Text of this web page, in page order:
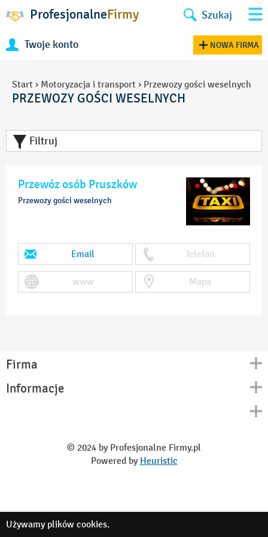
ProfesjonalneFirmy Szukaj
Twoje konto NOWA FIRMA
Start › Motoryzacja i transport › Przewozy gości weselnych
PRZEWOZY GOŚCI WESELNYCH
Filtruj
Przewóz osób Pruszków
Przewozy gości weselnych
Email Telefon
www Mapa
Firma
Kontakt
Informacje
© 2024 by Profesjonalne Firmy.pl
Powered by Heuristic
Używamy plików cookies.